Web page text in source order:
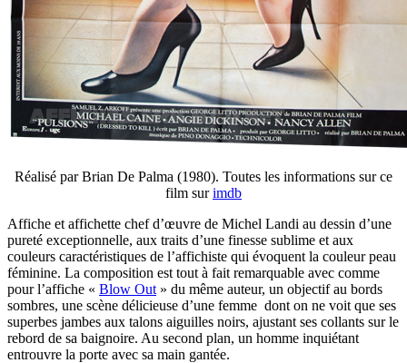
Réalisé par Brian De Palma (1980). Toutes les informations sur ce
film surimdb
Affiche et affichette chef d’œuvre de Michel Landi au dessin d’une
pureté exceptionnelle, aux traits d’une finesse sublime et aux
couleurs caractéristiques de l’affichiste qui évoquent la couleur peau
féminine. La composition est tout à fait remarquable avec comme
pour l’affiche « Blow Out » du même auteur, un objectif au bords
sombres, une scène délicieuse d’une femme dont on ne voit que ses
superbes jambes aux talons aiguilles noirs, ajustant ses collants sur le
rebord de sa baignoire. Au second plan, un homme inquiétant
entrouvre la porte avec sa main gantée.